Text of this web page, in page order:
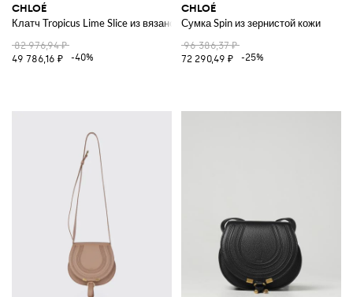
CHLOÉ
Клатч Tropicus Lime Slice из вязаного крючком хлопка с ручкой
82 976,94 ₽
49 786,16 ₽
-40%
CHLOÉ
Сумка Spin из зернистой кожи
96 386,37 ₽
72 290,49 ₽
-25%